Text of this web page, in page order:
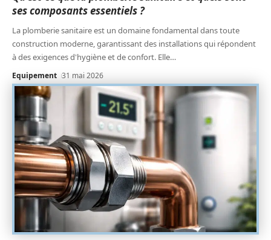
ses composants essentiels ?
La plomberie sanitaire est un domaine fondamental dans toute
construction moderne, garantissant des installations qui répondent
à des exigences d'hygiène et de confort. Elle…
Equipement 31 mai 2026